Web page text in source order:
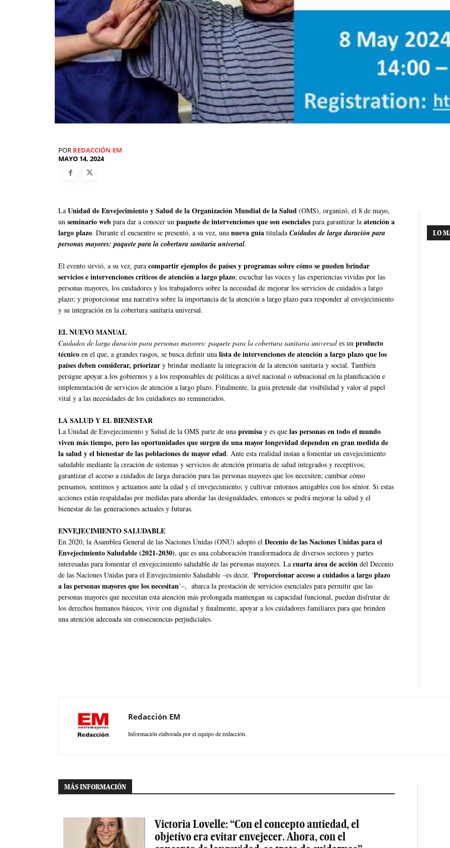
POR REDACCIÓN EM
MAYO 14, 2024
La Unidad de Envejecimiento y Salud de la Organización Mundial de la Salud (OMS), organizó, el 8 de mayo,
un seminario web para dar a conocer un paquete de intervenciones que son esenciales para garantizar la atención a
largo plazo. Durante el encuentro se presentó, a su vez, una nueva guía titulada Cuidados de larga duración para
personas mayores: paquete para la cobertura sanitaria universal.
El evento sirvió, a su vez, para compartir ejemplos de países y programas sobre cómo se pueden brindar
servicios e intervenciones críticos de atención a largo plazo; escuchar las voces y las experiencias vividas por las
personas mayores, los cuidadores y los trabajadores sobre la necesidad de mejorar los servicios de cuidados a largo
plazo; y proporcionar una narrativa sobre la importancia de la atención a largo plazo para responder al envejecimiento
y su integración en la cobertura sanitaria universal.
EL NUEVO MANUAL
Cuidados de larga duración para personas mayores: paquete para la cobertura sanitaria universal es un producto
técnico en el que, a grandes rasgos, se busca definir una lista de intervenciones de atención a largo plazo que los
países deben considerar, priorizar y brindar mediante la integración de la atención sanitaria y social. También
persigue apoyar a los gobiernos y a los responsables de políticas a nivel nacional o subnacional en la planificación e
implementación de servicios de atención a largo plazo. Finalmente, la guía pretende dar visibilidad y valor al papel
vital y a las necesidades de los cuidadores no remunerados.
LA SALUD Y EL BIENESTAR
La Unidad de Envejecimiento y Salud de la OMS parte de una premisa y es que las personas en todo el mundo
viven más tiempo, pero las oportunidades que surgen de una mayor longevidad dependen en gran medida de
la salud y el bienestar de las poblaciones de mayor edad. Ante esta realidad instan a fomentar un envejecimiento
saludable mediante la creación de sistemas y servicios de atención primaria de salud integrados y receptivos;
garantizar el acceso a cuidados de larga duración para las personas mayores que los necesiten; cambiar cómo
pensamos, sentimos y actuamos ante la edad y el envejecimiento; y cultivar entornos amigables con los sénior. Si estas
acciones están respaldadas por medidas para abordar las desigualdades, entonces se podrá mejorar la salud y el
bienestar de las generaciones actuales y futuras.
ENVEJECIMIENTO SALUDABLE
En 2020, la Asamblea General de las Naciones Unidas (ONU) adoptó el Decenio de las Naciones Unidas para el
Envejecimiento Saludable (2021-2030), que es una colaboración transformadora de diversos sectores y partes
interesadas para fomentar el envejecimiento saludable de las personas mayores. La cuarta área de acción del Decenio
de las Naciones Unidas para el Envejecimiento Saludable –es decir, ‘Proporcionar acceso a cuidados a largo plazo
a las personas mayores que los necesitan’–, abarca la prestación de servicios esenciales para permitir que las
personas mayores que necesitan esta atención más prolongada mantengan su capacidad funcional, puedan disfrutar de
los derechos humanos básicos, vivir con dignidad y finalmente, apoyar a los cuidadores familiares para que brinden
una atención adecuada sin consecuencias perjudiciales.
LO
Redacción EM
Información elaborada por el equipo de redacción.
MÁS INFORMACIÓN
Victoria Lovelle: “Con el concepto antiedad, el
objetivo era evitar envejecer. Ahora, con el